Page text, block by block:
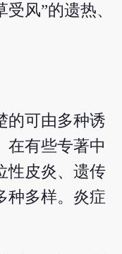
风”的遗热、
的可由多种诱
在有些专著中
性皮炎、遗传
种多样。炎症